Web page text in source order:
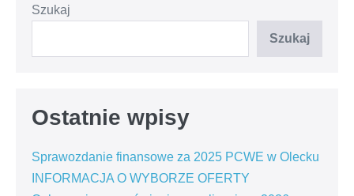
w
ramach
dziecka
Szukaj
Szukaj
Ostatnie wpisy
Sprawozdanie finansowe za 2025 PCWE w Olecku
INFORMACJA O WYBORZE OFERTY